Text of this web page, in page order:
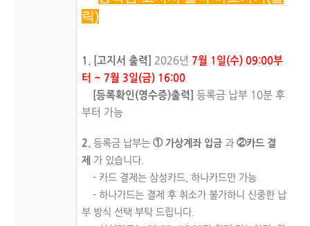
릭)
1. [고지서 출력] 2026년 7월 1일(수) 09:00부
터 ~ 7월 3일(금) 16:00
[등록확인(영수증)출력]
등록금 납부 10분 후
부터 가능
2. 등록금 납부는 ① 가상계좌 입금 과 ②카드 결
제 가 있습니다.
- 카드 결제는 삼성카드, 하나카드만 가능
- 하나가드는 결제 후 취소가 불가하니 신중한 납
부 방식 선택 부탁 드립니다.